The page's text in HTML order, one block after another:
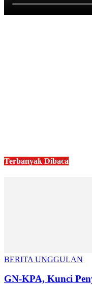
Terbanyak Dibaca
BERITA UNGGULAN
GN-KPA, Kunci